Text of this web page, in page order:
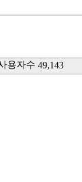
49,143